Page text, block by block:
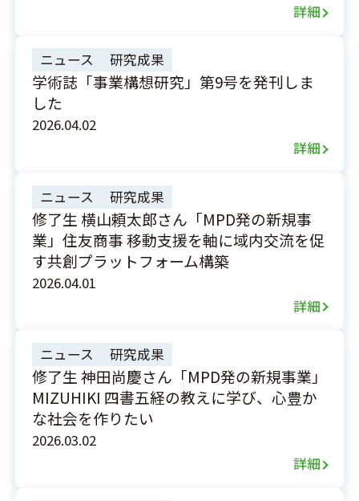
詳細
ニュース 研究成果
学術誌「事業構想研究」第9号を発刊しま
した
2026.04.02
詳細
ニュース 研究成果
修了生 横山頼太郎さん「MPD発の新規事
業」住友商事 移動支援を軸に域内交流を促
す共創プラットフォーム構築
2026.04.01
詳細
ニュース 研究成果
修了生 神田尚慶さん「MPD発の新規事業」
MIZUHIKI 四書五経の教えに学び、心豊か
な社会を作りたい
2026.03.02
詳細